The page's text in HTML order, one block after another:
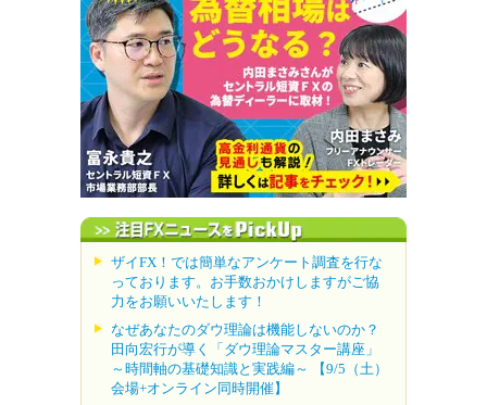
ザイFX！では簡単なアンケート調査を行な
っております。お手数おかけしますがご協
力をお願いいたします！
なぜあなたのダウ理論は機能しないのか？
田向宏行が導く「ダウ理論マスター講座」
～時間軸の基礎知識と実践編～ 【9/5（土）
会場+オンライン同時開催】